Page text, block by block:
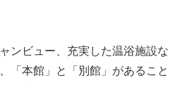
ンビュー、充実した温浴施設な
「本館」と「別館」があること